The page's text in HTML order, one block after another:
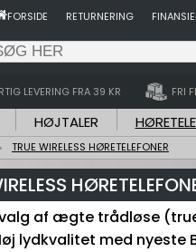
FORSIDE RETURNERING
LEVERING FRA 39 KR FRI
HØJTALER
TRUE WIRELESS HØRETELEFONER
af ægte trådløse
lydkvalitet med nyeste